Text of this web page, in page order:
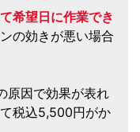
希望日に作業でき
の効きが悪い場合
原因で効果が表れ
税込5,500円がか